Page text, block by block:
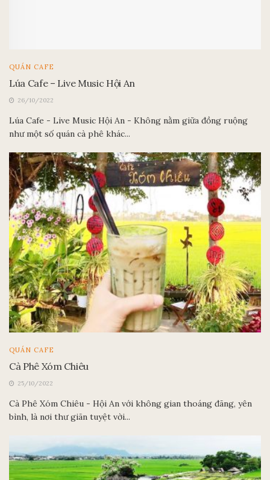
QUÁN CAFE
Lúa Cafe – Live Music Hội An
26/10/2022
Lúa Cafe - Live Music Hội An - Không nằm giữa đồng ruộng
như một số quán cà phê khác...
QUÁN CAFE
Cà Phê Xóm Chiêu
25/10/2022
Cà Phê Xóm Chiêu - Hội An với không gian thoáng đãng, yên
bình, là nơi thư giãn tuyệt vời...